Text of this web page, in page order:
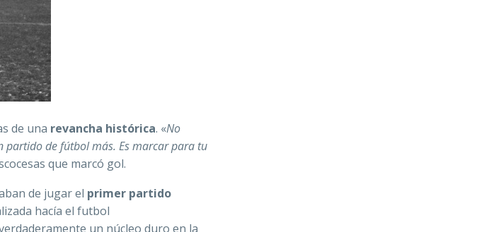
de una revancha histórica. «No
partido de fútbol más. Es marcar para tu
que marcó gol.
de jugar el primer partido
hacía el futbol
un núcleo duro en la